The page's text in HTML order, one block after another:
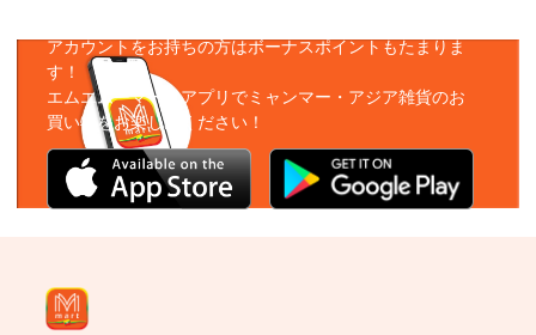
アカウントをお持ちの方はボーナスポイントもたまりま
す！
エムエムーマートアプリでミャンマー・アジア雑貨のお
買い物をお楽しみください！